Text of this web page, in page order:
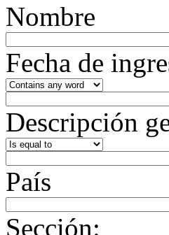
Nombre
Fecha de
Descripción
País
Sección: